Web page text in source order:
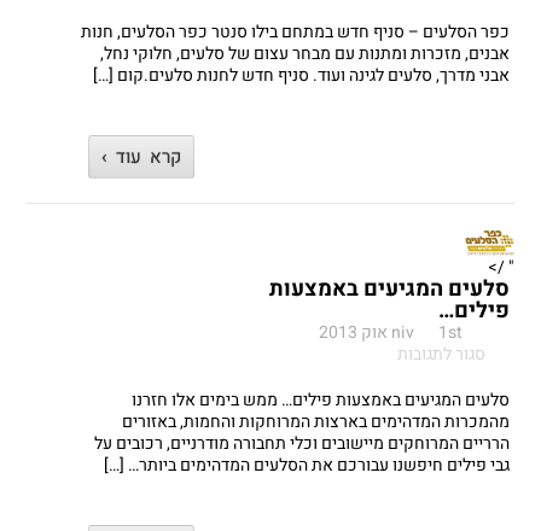
הסלעים
כפר הסלעים – סניף חדש במתחם בילו סנטר כפר הסלעים, חנות
אבנים, מזכרות ומתנות עם מבחר עצום של סלעים, חלוקי נחל,
אבני מדרך, סלעים לגינה ועוד. סניף חדש לחנות סלעים.קום […]
קרא עוד ›
" />
סלעים המגיעים באמצעות
פילים…
niv
1st אוק 2013
סגור לתגובות
המגיעים
באמצעות
פילים…
סלעים המגיעים באמצעות פילים… ממש בימים אלו חזרנו
מהמכרות המדהימים בארצות המרוחקות והחמות, באזורים
הרריים המרוחקים מיישובים וכלי תחבורה מודרניים, רכובים על
גבי פילים חיפשנו עבורכם את הסלעים המדהימים ביותר… […]